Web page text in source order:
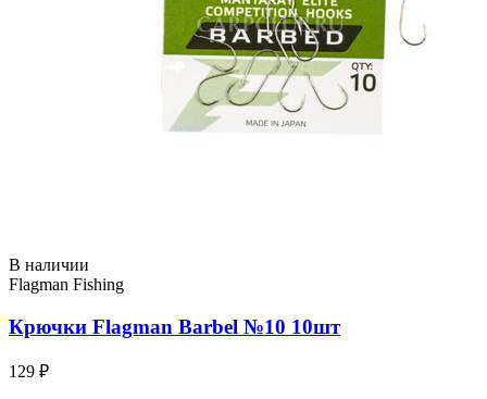
В наличии
Flagman Fishing
Крючки Flagman Barbel №10 10шт
129 ₽